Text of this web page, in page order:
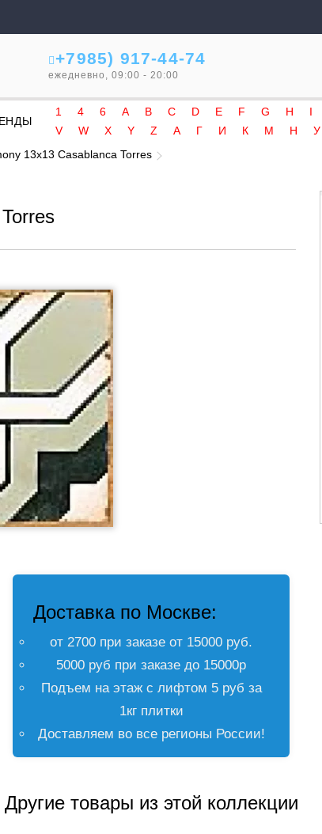
+7985) 917-44-74
ежедневно, 09:00 - 20:00
1 4 6 A B C D E F G H I
V
W X Y Z А Г И К М Н У
13x13 Casablanca Torres
Доставка по Москве:
от 2700 при заказе от 15000 руб.
5000 руб при заказе до 15000р
Подъем на этаж с лифтом 5 руб за
1кг плитки
Доставляем во все регионы России!
Другие товары из этой коллекции